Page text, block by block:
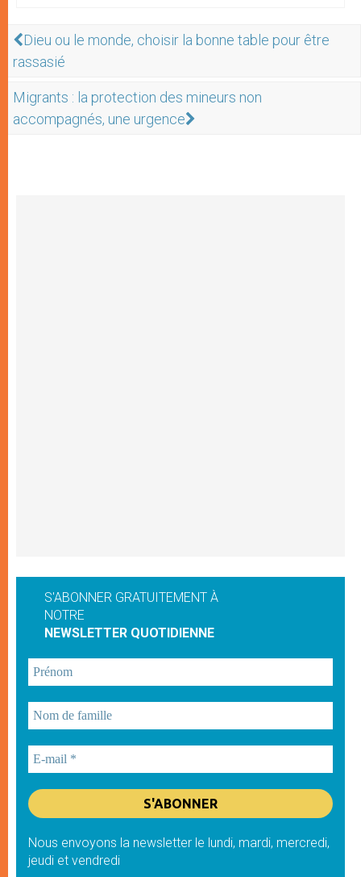
Dieu ou le monde, choisir la bonne table pour être
rassasié
Migrants : la protection des mineurs non
accompagnés, une urgence
S'ABONNER GRATUITEMENT À
NOTRE
NEWSLETTER QUOTIDIENNE
Nous envoyons la newsletter le lundi, mardi, mercredi,
jeudi et vendredi